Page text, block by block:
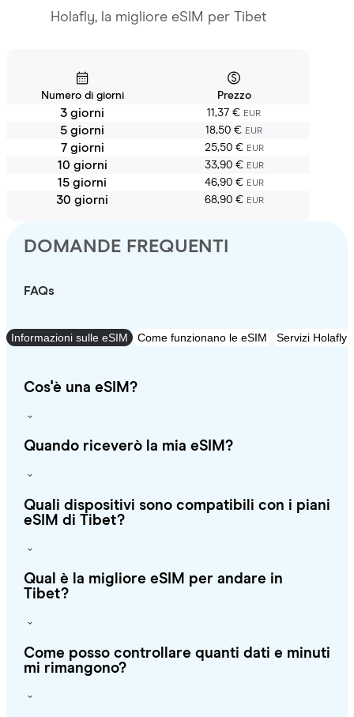
Holafly, la migliore eSIM per Tibet
Numero di giorni Prezzo
3 giorni 11,37 € EUR
5 giorni 18,50 € EUR
7 giorni 25,50 € EUR
10 giorni 33,90 € EUR
15 giorni 46,90 € EUR
30 giorni 68,90 € EUR
DOMANDE FREQUENTI
FAQs
Informazioni sulle eSIM Come funzionano le eSIM Servizi Holafly
Cos'è una eSIM?
Quando riceverò la mia eSIM?
Quali dispositivi sono compatibili con i piani
eSIM di Tibet?
Qual è la migliore eSIM per andare in
Tibet?
Come posso controllare quanti dati e minuti
mi rimangono?